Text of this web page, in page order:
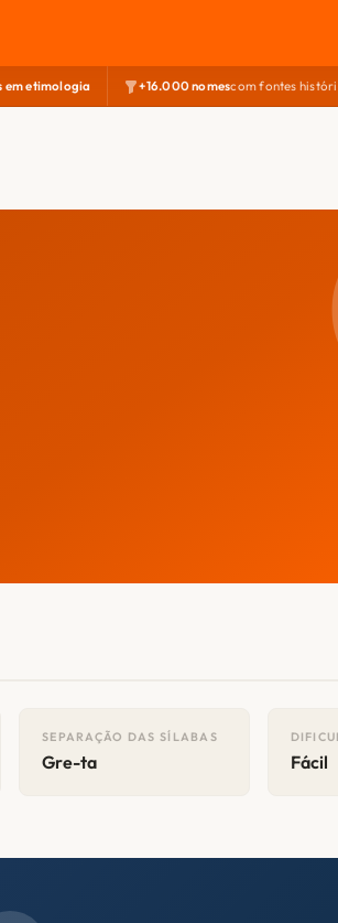
em etimologia +16.000 nomescom fontes
SEPARAÇÃO DAS SÍLABAS
Gre-ta Fácil